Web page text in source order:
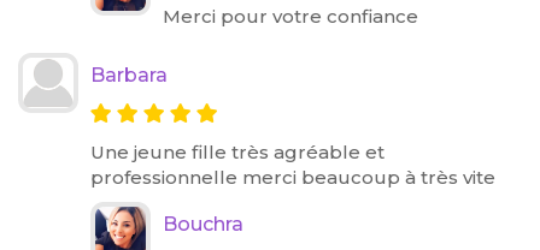
Merci pour votre confiance
Barbara
Une jeune fille très agréable et
professionnelle merci beaucoup à très vite
Bouchra